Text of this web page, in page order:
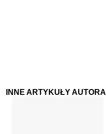
INNE ARTYKUŁY AUTORA